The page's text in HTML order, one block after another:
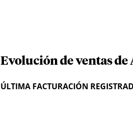
Evolución de ventas de
ÚLTIMA FACTURACIÓN